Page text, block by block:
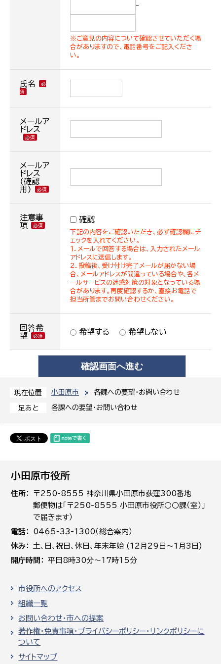
現在位置 小田原市 各課への要望・お問い合わせ
足あと 各課への要望・お問い合わせ
-
※ご意見の内容について確認させていただく場
合がありますので、電話番号をご記入くださ
い。
氏名
メールア
ドレス
メールア
ドレス
(確認
用)
注意事
項
確認
下記の内容をご確認いただき、必ず確認欄にチ
ェックを入れてください。
１．メールで回答する場合は、入力されたメール
アドレスに送信します。
２．投稿後、受け付け完了メールが届かない場
合、メールアドレスが間違っている場合や、各メ
ールサービスの迷惑対策の対象となっている場
合があります。再度確認するか、直接お電話で
担当所管までお問い合わせください。
回答希
望
希望する 希望しない
小田原市役所
住所
〒250-8555 神奈川県小田原市荻窪300番地
郵便物は「〒250-8555 小田原市役所○○課（室）」
で届きます）
電話
0465-33-1300（総合案内）
休み
土､日､祝日、休日、年末年始 (12月29日～1月3日)
開庁時間
平日8時30分～17時15分
市役所へのアクセス
組織一覧
お問い合わせ・市への提案
著作権・免責事項・プライバシーポリシー・リンクポリシーに
ついて
サイトマップ